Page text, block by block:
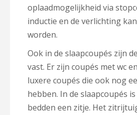
oplaadmogelijkheid via
inductie en de verlichting
worden.
Ook in de slaapcoupés zijn
vast. Er zijn coupés met wc
luxere coupés die ook nog
hebben. In de slaapcoupés
bedden een zitje. Het